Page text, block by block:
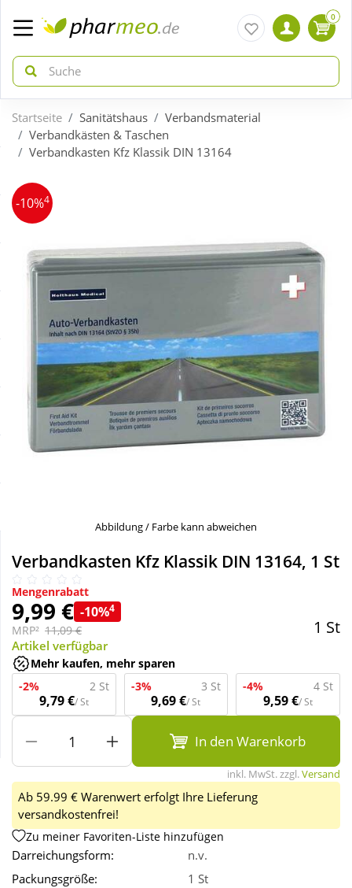
zurück
Aktuelle Coupons
Gratis dazu
Sale
Schnäppchen
zurück
Arzneimittel
Bio & Genuss
Körperpflege & Kosmetik
Liebe & Erotik
Natur & Homöopathie
Sanitätshaus
Sport & Fitness
Tierbedarf
Wellness
0
Startseite Sanitätshaus
Verbandsmaterial
Verbandkästen & Taschen
Verbandkasten Kfz Klassik DIN 13164
-10%4
Abbildung / Farbe kann abweichen
Verbandkasten Kfz Klassik DIN 13164, 1 St
Mengenrabatt
9,99 € -10%4
MRP² 11,09 € 1 St
Artikel verfügbar
Mehr kaufen, mehr sparen
-2%
2 St
9,79 €/ St
-3% 3 St
9,69 €/ St
-4% 4 St
9,59 €/ St
In den Warenkorb
inkl. MwSt. zzgl.Versand
Ab 59.99 € Warenwert erfolgt Ihre Lieferung
versandkostenfrei!
Zu meiner Favoriten-Liste hinzufügen
Darreichungsform:
n.v.
Packungsgröße:
1 St